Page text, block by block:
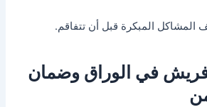
المبكرة قبل أن تتفاقم.
في الوراق وضمان